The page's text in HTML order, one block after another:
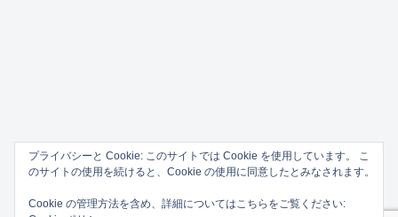
プライバシーと Cookie: このサイトでは Cookie を使用しています。 こ
のサイトの使用を続けると、Cookie の使用に同意したとみなされます。
Cookie の管理方法を含め、詳細についてはこちらをご覧ください: